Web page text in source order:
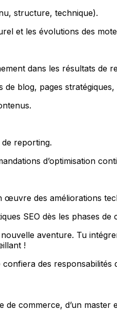
structure, technique).
et les évolutions des
dans les résultats de
blog, pages
de reporting.
d’optimisation
des améliorations
SEO dès les phases de
aventure. Tu
!
des responsabilités
de commerce, d’un